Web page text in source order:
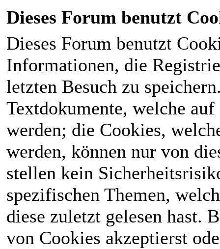
Dieses Forum benutzt
Dieses Forum benutzt
Informationen, die
letzten Besuch zu
Textdokumente, welche
werden; die Cookies,
werden, können nur von
stellen kein
spezifischen Themen,
diese zuletzt gelesen hast.
von Cookies akzeptierst